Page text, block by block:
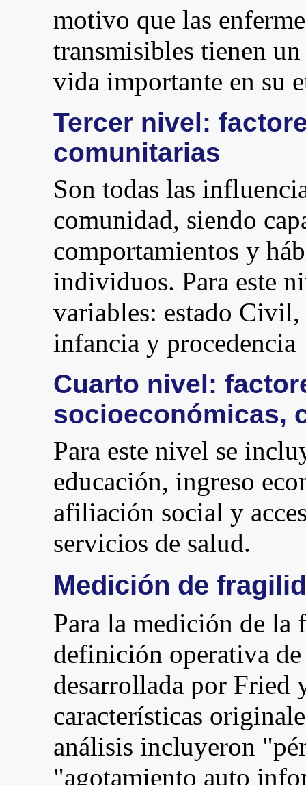
motivo que las
transmisibles tienen
vida importante en su
Tercer nivel:
comunitarias
Son todas las
comunidad, siendo
comportamientos y
individuos. Para este
variables: estado
infancia y procedencia
Cuarto nivel:
socioeconómicas,
Para este nivel se
educación, ingreso
afiliación social y
servicios de salud.
Medición de
Para la medición de
definición operativa
desarrollada por Fried
características
análisis incluyeron
"agotamiento auto